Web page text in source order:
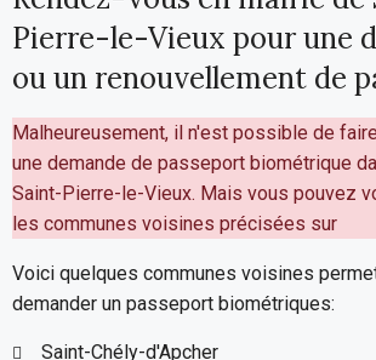
Pierre-le-Vieux pour une
ou un renouvellement de
Malheureusement, il n'est possible de
une demande de passeport biométrique
Saint-Pierre-le-Vieux. Mais vous pouvez
les communes voisines précisées sur
Voici quelques communes voisines
demander un passeport biométriques:
Saint-Chély-d'Apcher